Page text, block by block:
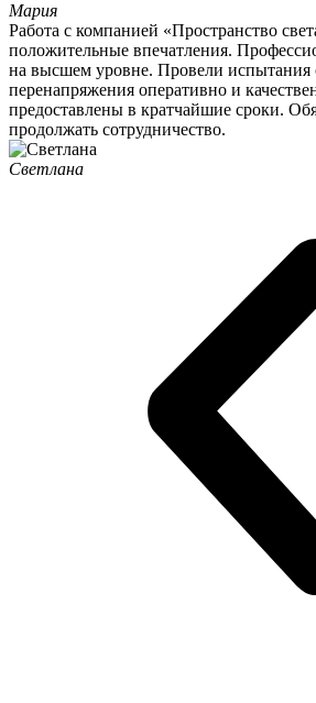
Мария
Работа с компанией «Пространство
положительные впечатления.
на высшем уровне. Провели испытания
перенапряжения оперативно и
предоставлены в кратчайшие сроки.
продолжать сотрудничество.
Светлана